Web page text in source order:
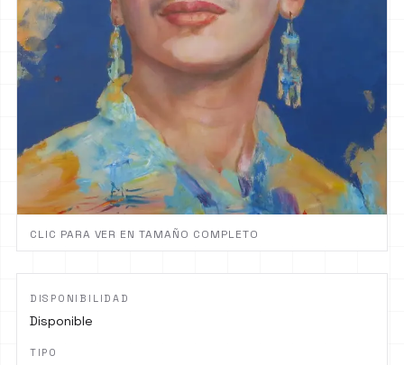
CLIC PARA VER EN TAMAÑO COMPLETO
DISPONIBILIDAD
Disponible
TIPO